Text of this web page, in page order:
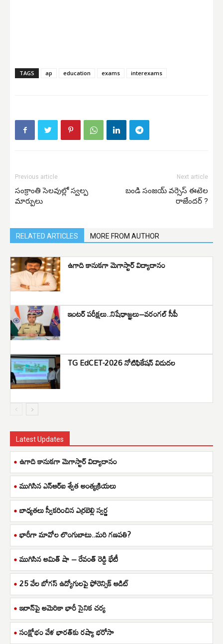
TAGS ap education exams interexams
Previous article
సంక్రాంతి సెలవుల్లో స్వల్ప
మార్పులు
Next article
బండి సంజయ్ వర్సెస్ ఈటెల
రాజేందర్ ?
RELATED ARTICLES MORE FROM AUTHOR
ఉగాది కానుకగా మెగాస్టార్ విద్యాదానం
ఇంటర్ పరీక్షలు..నిషేధాజ్ఞలు–వరంగల్ సీపీ
TG EdCET-2026 నోటిఫికేషన్ విడుదల
Latest Updates
ఉగాది కానుకగా మెగాస్టార్ విద్యాదానం
ముగిసిన ఎన్ఆర్ఐ శ్వేత అంత్యక్రియలు
బాధ్యతలు స్వీకరించిన ఎర్రబెల్లి స్వర్ణ
భారీగా మావోల లొంగుబాటు..మరి గణపతి?
ముగిసిన అమిత్ షా – రేవంత్ రెడ్డి భేటీ
25 వేల బోగస్ ఉద్యోగులపై ఫోరెన్సిక్ ఆడిట్
ఇరాన్‌పై అమెరికా భారీ సైనిక చర్య
సంక్షోభం వేళ భారత్‌కు రష్యా భరోసా